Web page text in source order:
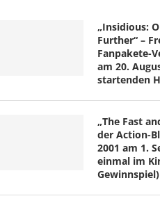
„Insidious:
Further“ –
Fanpakete-
am 20.
startenden
„The Fast
der Action-
2001 am 1.
einmal im
Gewinnspiel)